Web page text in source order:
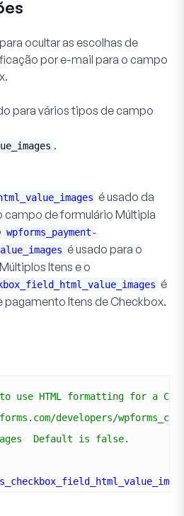
ocultar as escolhas de
por e-mail para o campo
.
para vários tipos de campo
.
é usado da
campo de formulário Múltipla
wpforms_payment-
é usado para o
Múltiplos Itens e o
é
pagamento Itens de Checkbox.
use HTML formatting for a
developers/
Default is false.